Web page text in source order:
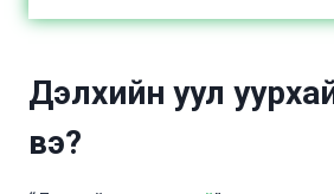
Дэлхийн уул
вэ?